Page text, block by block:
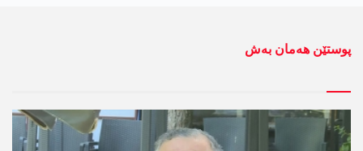
پوستێن ھەمان بەش